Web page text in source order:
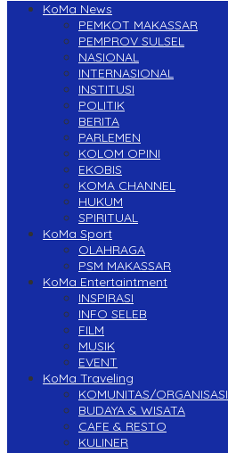
KoMa News
PEMKOT MAKASSAR
PEMPROV SULSEL
NASIONAL
INTERNASIONAL
INSTITUSI
POLITIK
BERITA
PARLEMEN
KOLOM OPINI
EKOBIS
KOMA CHANNEL
HUKUM
SPIRITUAL
KoMa Sport
OLAHRAGA
PSM MAKASSAR
KoMa Entertaintment
INSPIRASI
INFO SELEB
FILM
MUSIK
EVENT
KoMa Traveling
KOMUNITAS/ORGANISASI
BUDAYA & WISATA
CAFE & RESTO
KULINER